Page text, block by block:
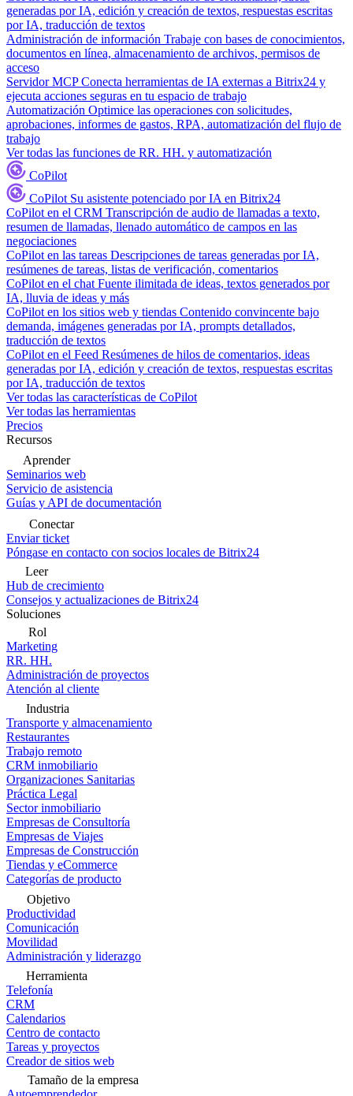
generadas por IA, edición y creación de textos, respuestas escritas
por IA, traducción de textos
Administración de información Trabaje con bases de conocimientos,
documentos en línea, almacenamiento de archivos, permisos de
acceso
Servidor MCP Conecta herramientas de IA externas a Bitrix24 y
ejecuta acciones seguras en tu espacio de trabajo
Automatización Optimice las operaciones con solicitudes,
aprobaciones, informes de gastos, RPA, automatización del flujo de
trabajo
Ver todas las funciones de RR. HH. y automatización
CoPilot
CoPilot Su asistente potenciado por IA en Bitrix24
CoPilot en el CRM Transcripción de audio de llamadas a texto,
resumen de llamadas, llenado automático de campos en las
negociaciones
CoPilot en las tareas Descripciones de tareas generadas por IA,
resúmenes de tareas, listas de verificación, comentarios
CoPilot en el chat Fuente ilimitada de ideas, textos generados por
IA, lluvia de ideas y más
CoPilot en los sitios web y tiendas Contenido convincente bajo
demanda, imágenes generadas por IA, prompts detallados,
traducción de textos
CoPilot en el Feed Resúmenes de hilos de comentarios, ideas
generadas por IA, edición y creación de textos, respuestas escritas
por IA, traducción de textos
Ver todas las características de CoPilot
Ver todas las herramientas
Precios
Recursos
Aprender
Seminarios web
Servicio de asistencia
Guías y API de documentación
Conectar
Enviar ticket
Póngase en contacto con socios locales de Bitrix24
Leer
Hub de crecimiento
Consejos y actualizaciones de Bitrix24
Soluciones
Rol
Marketing
RR. HH.
Administración de proyectos
Atención al cliente
Industria
Transporte y almacenamiento
Restaurantes
Trabajo remoto
CRM inmobiliario
Organizaciones Sanitarias
Práctica Legal
Sector inmobiliario
Empresas de Consultoría
Empresas de Viajes
Empresas de Construcción
Tiendas y eCommerce
Categorías de producto
Objetivo
Productividad
Comunicación
Movilidad
Administración y liderazgo
Herramienta
Telefonía
CRM
Calendarios
Centro de contacto
Tareas y proyectos
Creador de sitios web
Tamaño de la empresa